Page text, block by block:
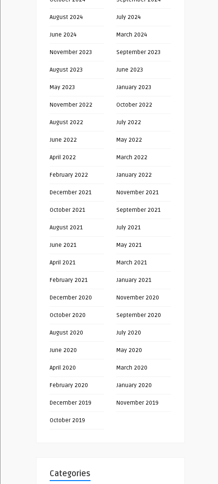
August 2024 July 2024
June 2024 March 2024
November 2023 September 2023
August 2023 June 2023
May 2023 January 2023
November 2022 October 2022
August 2022 July 2022
June 2022 May 2022
April 2022 March 2022
February 2022 January 2022
December 2021 November 2021
October 2021 September 2021
August 2021 July 2021
June 2021 May 2021
April 2021 March 2021
February 2021 January 2021
December 2020 November 2020
October 2020 September 2020
August 2020 July 2020
June 2020 May 2020
April 2020 March 2020
February 2020 January 2020
December 2019 November 2019
October 2019
Categories